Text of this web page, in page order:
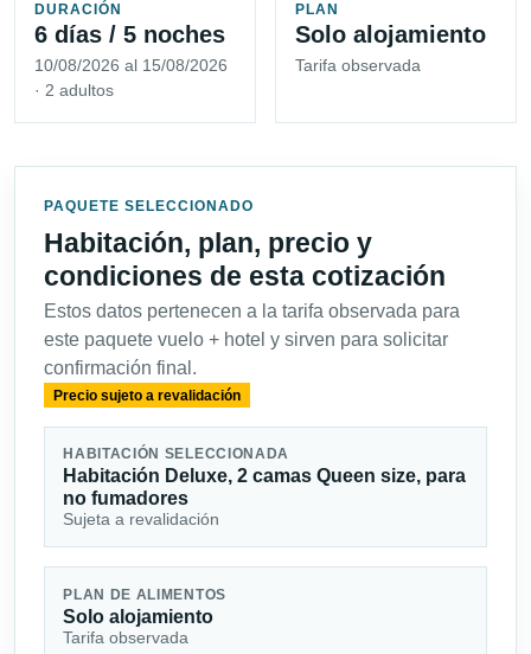
DURACIÓN
6 días / 5 noches
10/08/2026 al 15/08/2026
· 2 adultos
PLAN
Solo alojamiento
Tarifa observada
PAQUETE SELECCIONADO
Habitación, plan, precio y
condiciones de esta cotización
Estos datos pertenecen a la tarifa observada para
este paquete vuelo + hotel y sirven para solicitar
confirmación final.
Precio sujeto a revalidación
HABITACIÓN SELECCIONADA
Habitación Deluxe, 2 camas Queen size, para
no fumadores
Sujeta a revalidación
PLAN DE ALIMENTOS
Solo alojamiento
Tarifa observada